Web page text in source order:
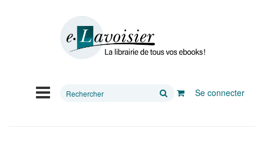
Rechercher
Se connecter